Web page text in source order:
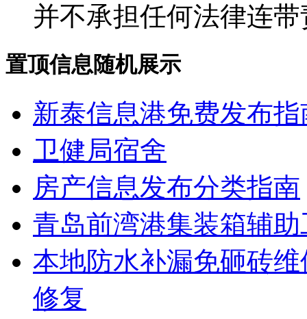
并不承担任何法律连
置顶信息随机展示
新泰信息港免费发布指
卫健局宿舍
房产信息发布分类指南
青岛前湾港集装箱辅
本地防水补漏免砸砖
修复